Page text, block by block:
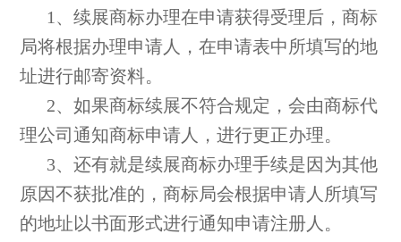
1、续展商标办理在申请获得受理后，商标
局将根据办理申请人，在申请表中所填写的地
址进行邮寄资料。
2、如果商标续展不符合规定，会由商标代
理公司通知商标申请人，进行更正办理。
3、还有就是续展商标办理手续是因为其他
原因不获批准的，商标局会根据申请人所填写
的地址以书面形式进行通知申请注册人。